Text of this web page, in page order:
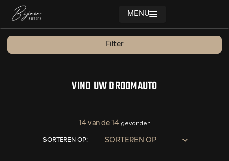
MENU
HOME
OVER ONS
VERKOCHT
VIND UW DROOMAUTO
Filter
Filters
MERK
BRANDSTOF
14 van de 14gevonden
SORTEREN OP: SORTEREN OP